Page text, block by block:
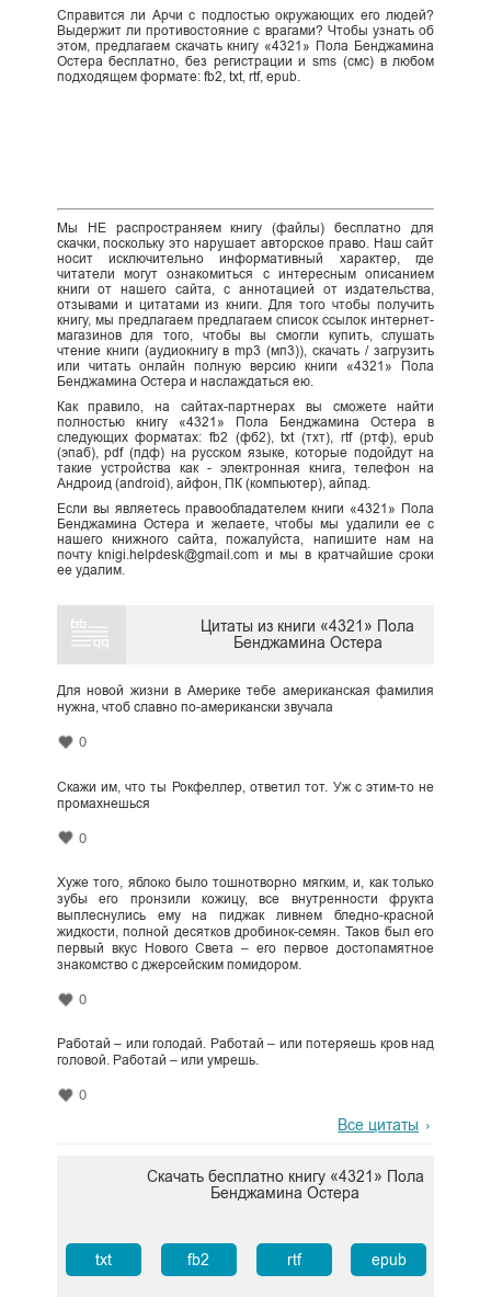
Справится ли Арчи с подлостью окружающих его людей?
Выдержит ли противостояние с врагами? Чтобы узнать об
этом, предлагаем скачать книгу «4321» Пола Бенджамина
Остера бесплатно, без регистрации и sms (смс) в любом
подходящем формате: fb2, txt, rtf, epub.
Мы НЕ распространяем книгу (файлы) бесплатно для
скачки, поскольку это нарушает авторское право. Наш сайт
носит исключительно информативный характер, где
читатели могут ознакомиться с интересным описанием
книги от нашего сайта, с аннотацией от издательства,
отзывами и цитатами из книги. Для того чтобы получить
книгу, мы предлагаем предлагаем список ссылок интернет-
магазинов для того, чтобы вы смогли купить, слушать
чтение книги (аудиокнигу в mp3 (мп3)), скачать / загрузить
или читать онлайн полную версию книги «4321» Пола
Бенджамина Остера и наслаждаться ею.
Как правило, на сайтах-партнерах вы сможете найти
полностью книгу «4321» Пола Бенджамина Остера в
следующих форматах: fb2 (фб2), txt (тхт), rtf (ртф), epub
(эпаб), pdf (пдф) на русском языке, которые подойдут на
такие устройства как - электронная книга, телефон на
Андроид (android), айфон, ПК (компьютер), айпад.
Если вы являетесь правообладателем книги «4321» Пола
Бенджамина Остера и желаете, чтобы мы удалили ее с
нашего книжного сайта, пожалуйста, напишите нам на
почту knigi.helpdesk@gmail.com и мы в кратчайшие сроки
ее удалим.
Цитаты из книги «4321» Пола
Бенджамина Остера
Для новой жизни в Америке тебе американская фамилия
нужна, чтоб славно по-американски звучала
0
Скажи им, что ты Рокфеллер, ответил тот. Уж с этим-то не
промахнешься
0
Хуже того, яблоко было тошнотворно мягким, и, как только
зубы его пронзили кожицу, все внутренности фрукта
выплеснулись ему на пиджак ливнем бледно-красной
жидкости, полной десятков дробинок-семян. Таков был его
первый вкус Нового Света – его первое достопамятное
знакомство с джерсейским помидором.
0
Работай – или голодай. Работай – или потеряешь кров над
головой. Работай – или умрешь.
0
Все цитаты
Скачать бесплатно книгу «4321» Пола
Бенджамина Остера
txt fb2 rtf epub